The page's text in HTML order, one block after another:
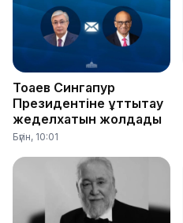
Тоқаев Сингапур
Президентіне құттықтау
жеделхатын жолдады
Бүгін, 10:01